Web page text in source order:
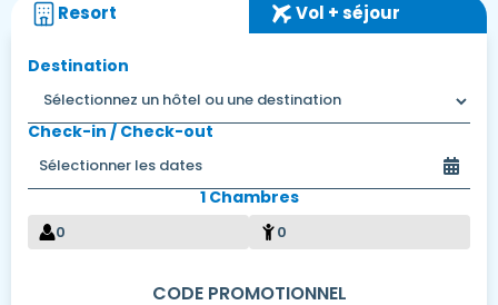
Resort Vol + séjour
Destination
Check-in / Check-out
1 Chambres
0 0